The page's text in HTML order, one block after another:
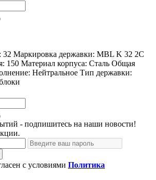
32 Маркировка державки: MBL K 32 2C
150 Материал корпуса: Сталь Общая
Нейтральное Тип державки:
- подпишитесь на наши новости!
с условиями Политика